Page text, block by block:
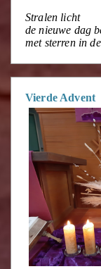
Stralen licht
de nieuwe dag
met sterren in
Vierde Advent